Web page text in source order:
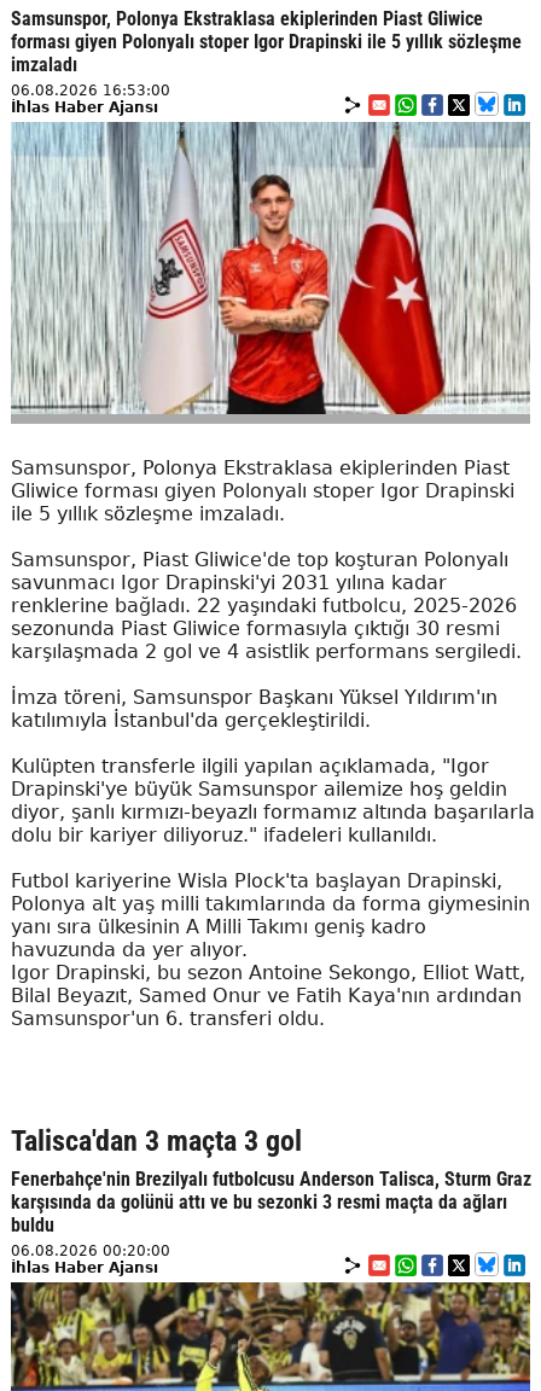
Samsunspor, Polonya Ekstraklasa ekiplerinden Piast Gliwice
forması giyen Polonyalı stoper Igor Drapinski ile 5 yıllık sözleşme
imzaladı
06.08.2026 16:53:00
İhlas Haber Ajansı
Samsunspor, Polonya Ekstraklasa ekiplerinden Piast
Gliwice forması giyen Polonyalı stoper Igor Drapinski
ile 5 yıllık sözleşme imzaladı.
Samsunspor, Piast Gliwice'de top koşturan Polonyalı
savunmacı Igor Drapinski'yi 2031 yılına kadar
renklerine bağladı. 22 yaşındaki futbolcu, 2025-2026
sezonunda Piast Gliwice formasıyla çıktığı 30 resmi
karşılaşmada 2 gol ve 4 asistlik performans sergiledi.
İmza töreni, Samsunspor Başkanı Yüksel Yıldırım'ın
katılımıyla İstanbul'da gerçekleştirildi.
Kulüpten transferle ilgili yapılan açıklamada, "Igor
Drapinski'ye büyük Samsunspor ailemize hoş geldin
diyor, şanlı kırmızı-beyazlı formamız altında başarılarla
dolu bir kariyer diliyoruz." ifadeleri kullanıldı.
Futbol kariyerine Wisla Plock'ta başlayan Drapinski,
Polonya alt yaş milli takımlarında da forma giymesinin
yanı sıra ülkesinin A Milli Takımı geniş kadro
havuzunda da yer alıyor.
Igor Drapinski, bu sezon Antoine Sekongo, Elliot Watt,
Bilal Beyazıt, Samed Onur ve Fatih Kaya'nın ardından
Samsunspor'un 6. transferi oldu.
Talisca'dan 3 maçta 3 gol
Fenerbahçe'nin Brezilyalı futbolcusu Anderson Talisca, Sturm Graz
karşısında da golünü attı ve bu sezonki 3 resmi maçta da ağları
buldu
06.08.2026 00:20:00
İhlas Haber Ajansı